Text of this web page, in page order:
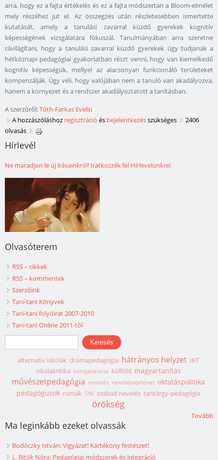
arra, hogy ez a fajta értékelés és ez a fajta módszertan a Bloom-elmélet
mely részéhez jut el. Az összegzés után részletesebben ismertette
kutatását, amely a tanulási zavarral küzdő gyerekek kognitív
képességének vizsgálatára fókuszál. Tanulmányában arra szeretne
rávilágítani, hogy a tanulási zavarral küzdő gyerekek úgy tudjanak a
hétköznapi pedagógiai gyakorlatban részt venni, hogy van kiemelkedő
kognitív képességük, mellyel az alacsonyan funkcionáló területeket
kompenzálják. Úgy véli, hogy valójában nem a tanuló van akadályozva,
hanem a környezet és a rendszer akadályoztatott a tanításban.
A szerzőről:Tóth-Farkas Evelin
A hozzászóláshoz regisztráció és bejelentkezésszükséges
2406
olvasás
Hírlevél
Ne maradjon le új írásainkról! Iratkozzék fel Hírlevelünkre!
Olvasóterem
RSS – cikkek
RSS – kommentek
Szerzőink
Taní-tani Könyvek
Taní-tani folyóirat 2007-2010
Taní-tani Online 2011-től
Keresés űrlap
Keresés
alternatív iskolák drámapedagógia hátrányos helyzet IKT
iskolakritika kompetencia külföld magyartanítás
művészetpedagógia nevelés neveléstörténet oktatáspolitika
pedagógusok romák SNI szabad nevelés tantárgy-pedagógia
örökség
Tovább
Ma leginkább ezeket olvassák
Bodóczky István: Vigyázat! Kártékony festészet!
L. Ritók Nóra: Pedagógiai módszerek és integráció